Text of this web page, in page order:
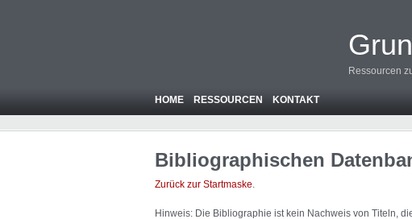
Ressourcen
HOME RESSOURCEN KONTAKT
Bibliographischen
Zurück zur Startmaske.
Hinweis: Die Bibliographie ist kein Nachweis von Titeln,